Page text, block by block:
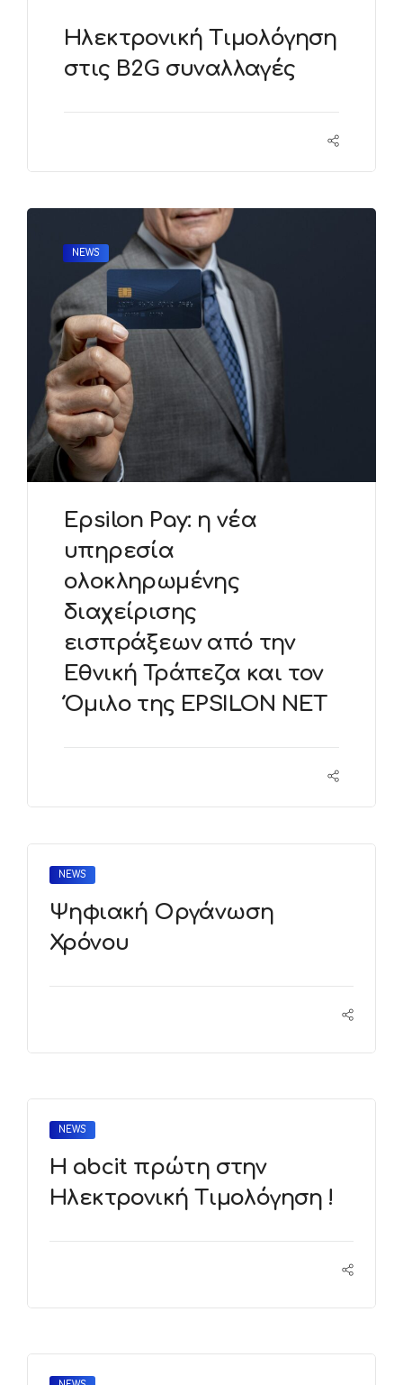
Ηλεκτρονική Τιμολόγηση
στις B2G συναλλαγές
NEWS
Epsilon Pay: η νέα
υπηρεσία
ολοκληρωμένης
διαχείρισης
εισπράξεων από την
Εθνική Τράπεζα και τον
Όμιλο της EPSILON NET
NEWS
Ψηφιακή Οργάνωση
Χρόνου
NEWS
Η abcit πρώτη στην
Ηλεκτρονική Τιμολόγηση !